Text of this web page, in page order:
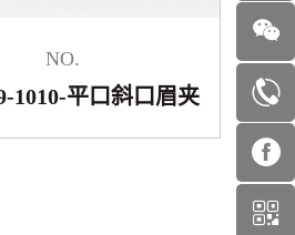
NO.
1010-平口斜口眉夹